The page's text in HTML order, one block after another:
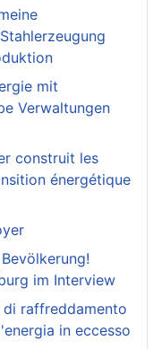
mit
Verwaltungen
construit les
énergétique
im Interview
raffreddamento
in eccesso